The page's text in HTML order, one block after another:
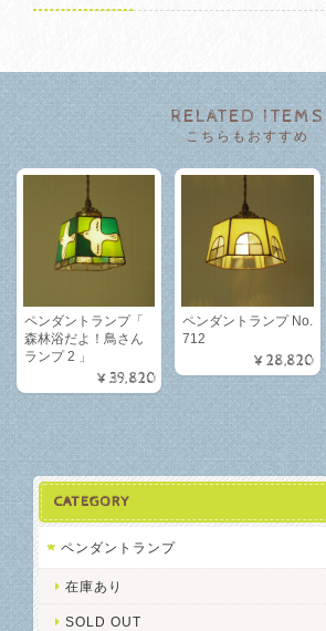
RELATED ITEMS
こちらもおすすめ
ペンダントランプ「
森林浴だよ！鳥さん
ランプ 2 」
¥39,820
ペンダントランプ No.
712
¥28,820
CATEGORY
ペンダントランプ
在庫あり
SOLD OUT